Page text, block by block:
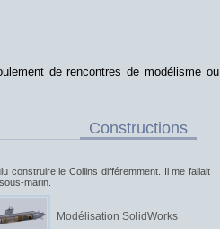
de rencontres de modélisme ou
Constructions
construire le Collins différemment. Il me fallait
marin.
Modélisation SolidWorks